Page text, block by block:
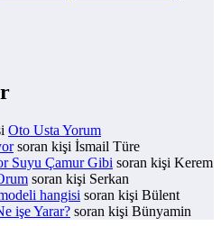
Oto Usta Yorum
soran kişi İsmail Türe
Suyu Çamur Gibi soran kişi Kerem
soran kişi Serkan
hangisi soran kişi Bülent
işe Yarar? soran kişi Bünyamin